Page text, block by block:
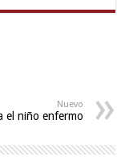
Nuevo
el niño enfermo